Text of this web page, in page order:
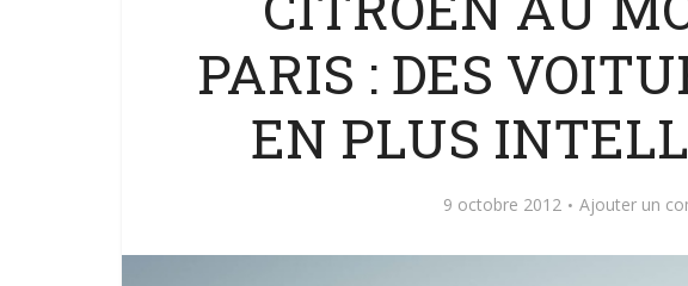
PARIS : DES
EN PLUS
9 octobre 2012 Ajouter un